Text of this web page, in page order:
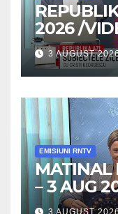
2026 /
3 AUGUST
EMISIUNI RNTV
MATINAL
– 3 AUG
3 AUGUST